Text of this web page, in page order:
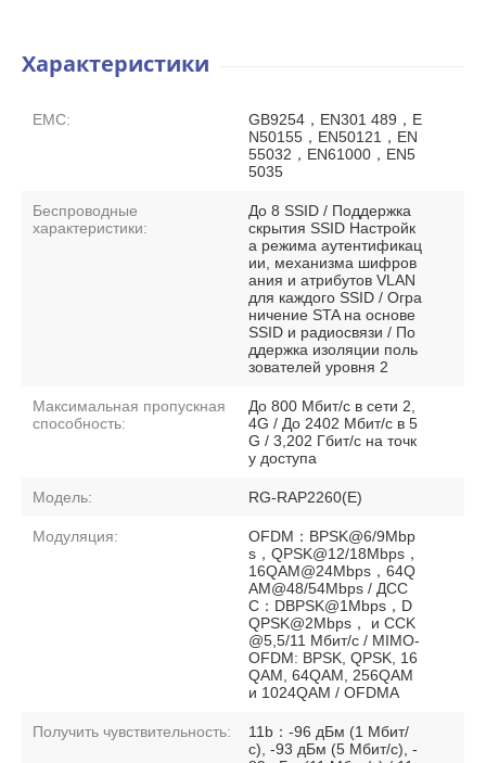
Характеристики
EMC:
GB9254，EN301 489，E
N50155，EN50121，EN
55032，EN61000，EN5
5035
Беспроводные
характеристики:
До 8 SSID / Поддержка
скрытия SSID Настройк
а режима аутентификац
ии, механизма шифров
ания и атрибутов VLAN
для каждого SSID / Огра
ничение STA на основе
SSID и радиосвязи / По
ддержка изоляции поль
зователей уровня 2
Максимальная пропускная
способность:
До 800 Мбит/с в сети 2,
4G / До 2402 Мбит/с в 5
G / 3,202 Гбит/с на точк
у доступа
Модель: RG-RAP2260(E)
Модуляция:
OFDM：BPSK@6/9Mbp
s，QPSK@12/18Mbps，
16QAM@24Mbps，64Q
AM@48/54Mbps / ДСС
С：DBPSK@1Mbps，D
QPSK@2Mbps， и CCK
@5,5/11 Мбит/с / MIMO-
OFDM: BPSK, QPSK, 16
QAM, 64QAM, 256QAM
и 1024QAM / OFDMA
Получить чувствительность:
11b：-96 дБм (1 Мбит/
с), -93 дБм (5 Мбит/с), -